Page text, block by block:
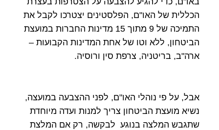
הכללית של האו"ם, הפלסטינים יצטרכו לקבל את
התמיכה של 9 מתוך 15 מדינות החברות במועצת
הביטחון, ללא וטו של אחת המדינות הקבועות –
ארה"ב, בריטניה, צרפת סין ורוסיה.
אבל, על פי נוהלי האו"ם, לפני ההצבעה במועצה,
נשיא מועצת הביטחון צריך למנות ועדה מיוחדת
שתגבש המלצה בנוגע לבקשה, רק אם המלצת